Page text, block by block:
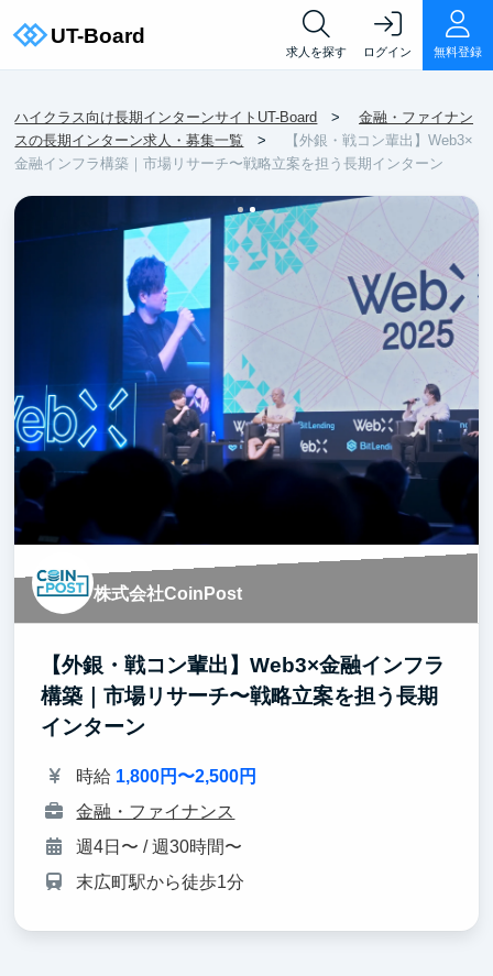
求人を探す ログイン 無料登録
ハイクラス向け長期インターンサイトUT-Board
金融・ファイナン
スの長期インターン求人・募集一覧
【外銀・戦コン輩出】Web3×
金融インフラ構築｜市場リサーチ〜戦略立案を担う長期インターン
株式会社CoinPost
【外銀・戦コン輩出】Web3×金融インフラ
構築｜市場リサーチ〜戦略立案を担う長期
インターン
時給 1,800円〜2,500円
金融・ファイナンス
週4日〜 / 週30時間〜
末広町駅から徒歩1分